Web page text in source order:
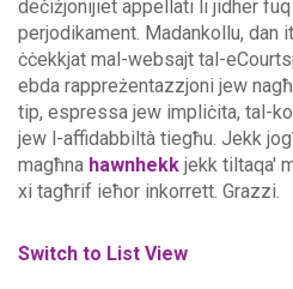
deċiżjonijiet appellati li jidher
perjodikament. Madankollu, dan
ċċekkjat mal-websajt tal-
ebda rappreżentazzjoni jew
tip, espressa jew impliċita, tal-
jew l-affidabbiltà tiegħu. Jekk
magħna hawnhekk jekk tiltaqa'
xi tagħrif ieħor inkorrett. Grazzi.
Switch to List View